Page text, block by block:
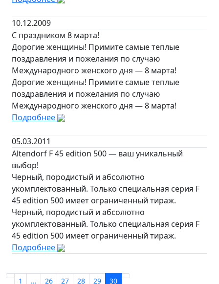
10.12.2009
С праздником 8 марта!
Дорогие женщины! Примите самые теплые
поздравления и пожелания по случаю
Международного женского дня — 8 марта!
Дорогие женщины! Примите самые теплые
поздравления и пожелания по случаю
Международного женского дня — 8 марта!
Подробнее
05.03.2011
Altendorf F 45 edition 500 — ваш уникальный
выбор!
Черный, породистый и абсолютно
укомплектованный. Только специальная серия F
45 edition 500 имеет ограниченный тираж.
Черный, породистый и абсолютно
укомплектованный. Только специальная серия F
45 edition 500 имеет ограниченный тираж.
Подробнее
1 ... 26 27 28 29 30